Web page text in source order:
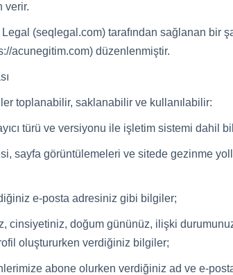
verir.
(seqlegal.com) tarafından sağlanan bir
acunegitim.com) düzenlenmiştir.
toplanabilir, saklanabilir ve kullanılabilir:
türü ve versiyonu ile işletim sistemi dahil
sayfa görüntülemeleri ve sitede gezinme
e-posta adresiniz gibi bilgiler;
cinsiyetiniz, doğum gününüz, ilişki
oluştururken verdiğiniz bilgiler;
abone olurken verdiğiniz ad ve e-